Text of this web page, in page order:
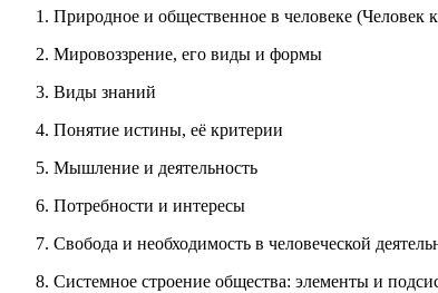
Природное и общественное в человеке (Человек
Мировоззрение, его виды и формы
Виды знаний
Понятие истины, её критерии
Мышление и деятельность
Потребности и интересы
Свобода и необходимость в человеческой
Системное строение общества: элементы и